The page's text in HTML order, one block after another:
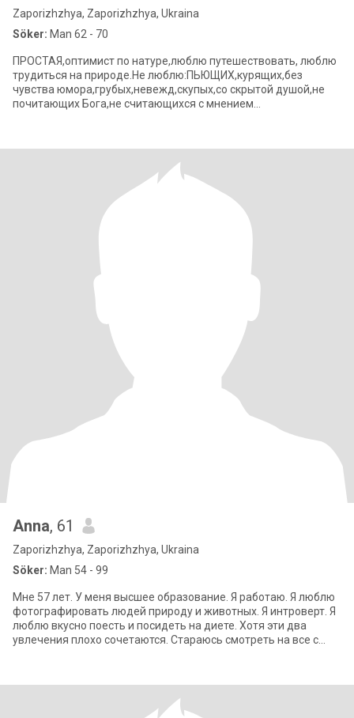
Zaporizhzhya, Zaporizhzhya, Ukraina
Söker: Man 62 - 70
ПРОСТАЯ,оптимист по натуре,люблю путешествовать, люблю
трудиться на природе.Не люблю:ПЬЮЩИХ,курящих,без
чувства юмора,грубых,невежд,скупых,со скрытой душой,не
почитающих Бога,не считающихся с мнением
Anna, 61
Zaporizhzhya, Zaporizhzhya, Ukraina
Söker: Man 54 - 99
Мне 57 лет. У меня высшее образование. Я работаю. Я люблю
фотографировать людей природу и животных. Я интроверт. Я
люблю вкусно поесть и посидеть на диете. Хотя эти два
увлечения плохо сочетаются. Стараюсь смотреть на все с